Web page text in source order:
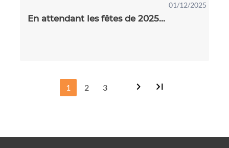
01/12/2025
En attendant les fêtes de 2025...
1 2 3